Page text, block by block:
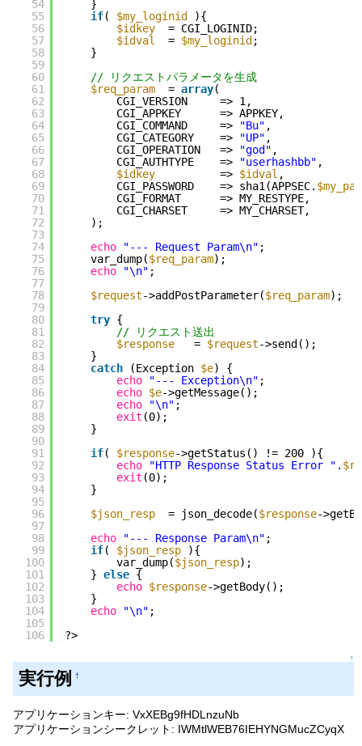
54
55
56
57
58
59
60
61
62
63
64
65
66
67
68
69
70
71
72
73
74
75
76
77
78
79
80
81
82
83
84
85
86
87
88
89
90
91
92
93
94
95
96
97
98
99
100
101
102
103
104
105
106
}
if( $my_loginid
){
$idkey
= CGI_LOGINID;
$idval
= $my_loginid ;
}
// リクエストパラメータを生成
$req_param
= array(
CGI_VERSION     => 1,
CGI_APPKEY      => APPKEY,
CGI_COMMAND     =>
"Bu" ,
CGI_CATEGORY    =>
"UP" ,
CGI_OPERATION   =>
"god" ,
CGI_AUTHTYPE    =>
"userhashbb" ,
$idkey
=> $idval ,
CGI_PASSWORD    => sha1(APPSEC.
CGI_FORMAT      => MY_RESTYPE,
CGI_CHARSET     => MY_CHARSET,
);
echo
"--- Request Param\n" ;
var_dump($req_param);
echo
"\n" ;
$request->addPostParameter($req_param);
try {
// リクエスト送出
$response
= $request->send();
}
catch
(Exception $e) {
echo
"--- Exception\n" ;
echo $e->getMessage();
echo
"\n" ;
exit (0);
}
if( $response->getStatus() != 200 ){
echo
"HTTP Response Status Error " .
exit (0);
}
$json_resp
= json_decode($response-
echo
"--- Response Param\n" ;
if( $json_resp
){
var_dump($json_resp);
} else {
echo $response->getBody();
}
echo
"\n" ;
?>
↑
実行例 †
アプリケーションキー: VxXEBg9fHDLnzuNb
アプリケーションシークレット: IWMtlWEB76IEHYNGMucZCyqX